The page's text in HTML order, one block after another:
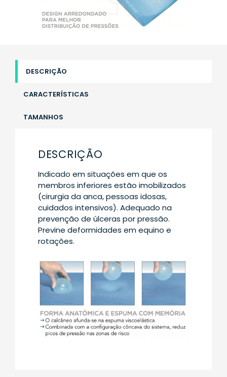
DESCRIÇÃO
CARACTERÍSTICAS
TAMANHOS
DESCRIÇÃO
Indicado em situações em que os
membros inferiores estão imobilizados
(cirurgia da anca, pessoas idosas,
cuidados intensivos). Adequado na
prevenção de úlceras por pressão.
Previne deformidades em equino e
rotações.